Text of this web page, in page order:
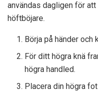
användas dagligen för
höftböjare.
Börja på händer
För ditt högra knä
högra handled.
Placera din högra